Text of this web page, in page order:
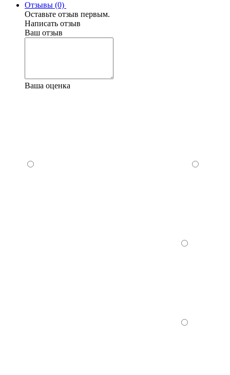
Отзывы (0)
Оставьте отзыв первым.
Написать отзыв
Ваш отзыв
Ваша оценка